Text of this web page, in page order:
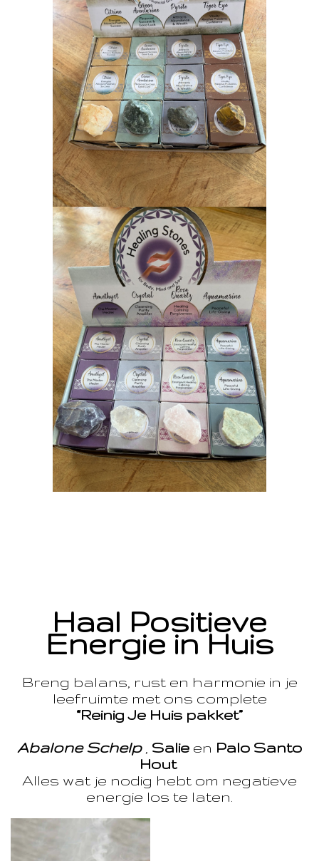
Haal Positieve
Energie in Huis
Breng balans, rust en harmonie in je
leefruimte met ons complete
“Reinig Je Huis pakket”
Abalone Schelp, Salie en Palo Santo
Hout
Alles wat je nodig hebt om negatieve
energie los te laten.